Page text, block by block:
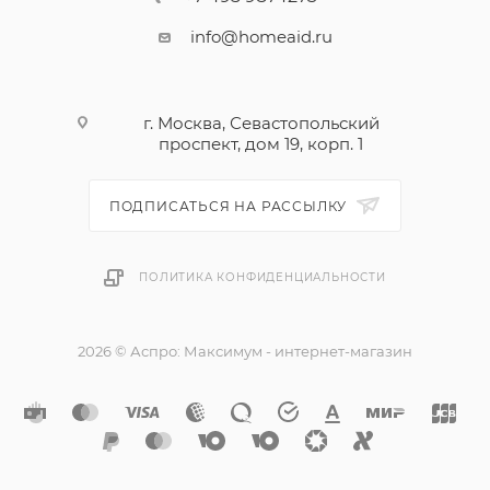
при старте. 9 скоростных режимов. Выбранная
нержавеющей стали, венчик для взбивания из
нержавеющей стали, 2 крюка для теста, насадка для
info@homeaid.ru
г. Москва, Севастопольский
проспект, дом 19, корп. 1
ПОДПИСАТЬСЯ НА РАССЫЛКУ
ПОЛИТИКА КОНФИДЕНЦИАЛЬНОСТИ
2026 © Аспро: Максимум - интернет-магазин